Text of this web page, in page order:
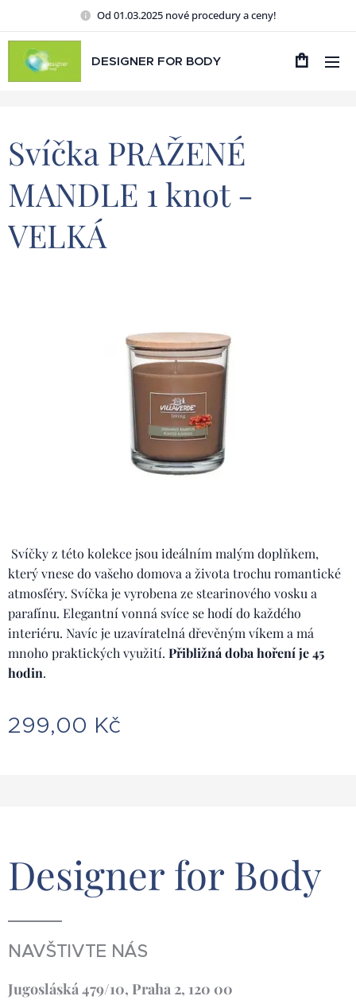
Od 01.03.2025 nové procedury a ceny!
DESIGNER FOR BODY
Svíčka PRAŽENÉ
MANDLE 1 knot -
VELKÁ
Svíčky z této kolekce jsou ideálním malým doplňkem,
který vnese do vašeho domova a života trochu romantické
atmosféry. Svíčka je vyrobena ze stearinového vosku a
parafínu. Elegantní vonná svíce se hodí do každého
interiéru. Navíc je uzavíratelná dřevěným víkem a má
mnoho praktických využití. Přibližná doba hoření je 45
hodin.
299,00 Kč
Designer for Body
NAVŠTIVTE NÁS
Jugosláská 479/10, Praha 2, 120 00